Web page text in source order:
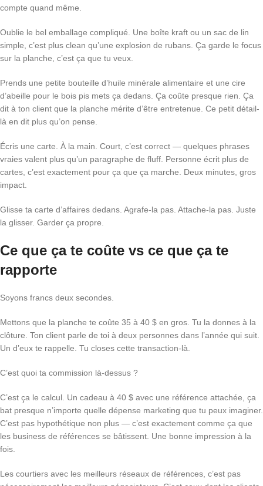
compte quand même.
Oublie le bel emballage compliqué. Une boîte kraft ou un sac de lin
simple, c’est plus clean qu’une explosion de rubans. Ça garde le focus
sur la planche, c’est ça que tu veux.
Prends une petite bouteille d’huile minérale alimentaire et une cire
d’abeille pour le bois pis mets ça dedans. Ça coûte presque rien. Ça
dit à ton client que la planche mérite d’être entretenue. Ce petit détail-
là en dit plus qu’on pense.
Écris une carte. À la main. Court, c’est correct — quelques phrases
vraies valent plus qu’un paragraphe de fluff. Personne écrit plus de
cartes, c’est exactement pour ça que ça marche. Deux minutes, gros
impact.
Glisse ta carte d’affaires dedans. Agrafe-la pas. Attache-la pas. Juste
la glisser. Garder ça propre.
Ce que ça te coûte vs ce que ça te
rapporte
Soyons francs deux secondes.
Mettons que la planche te coûte 35 à 40 $ en gros. Tu la donnes à la
clôture. Ton client parle de toi à deux personnes dans l’année qui suit.
Un d’eux te rappelle. Tu closes cette transaction-là.
C’est quoi ta commission là-dessus ?
C’est ça le calcul. Un cadeau à 40 $ avec une référence attachée, ça
bat presque n’importe quelle dépense marketing que tu peux imaginer.
C’est pas hypothétique non plus — c’est exactement comme ça que
les business de références se bâtissent. Une bonne impression à la
fois.
Les courtiers avec les meilleurs réseaux de références, c’est pas